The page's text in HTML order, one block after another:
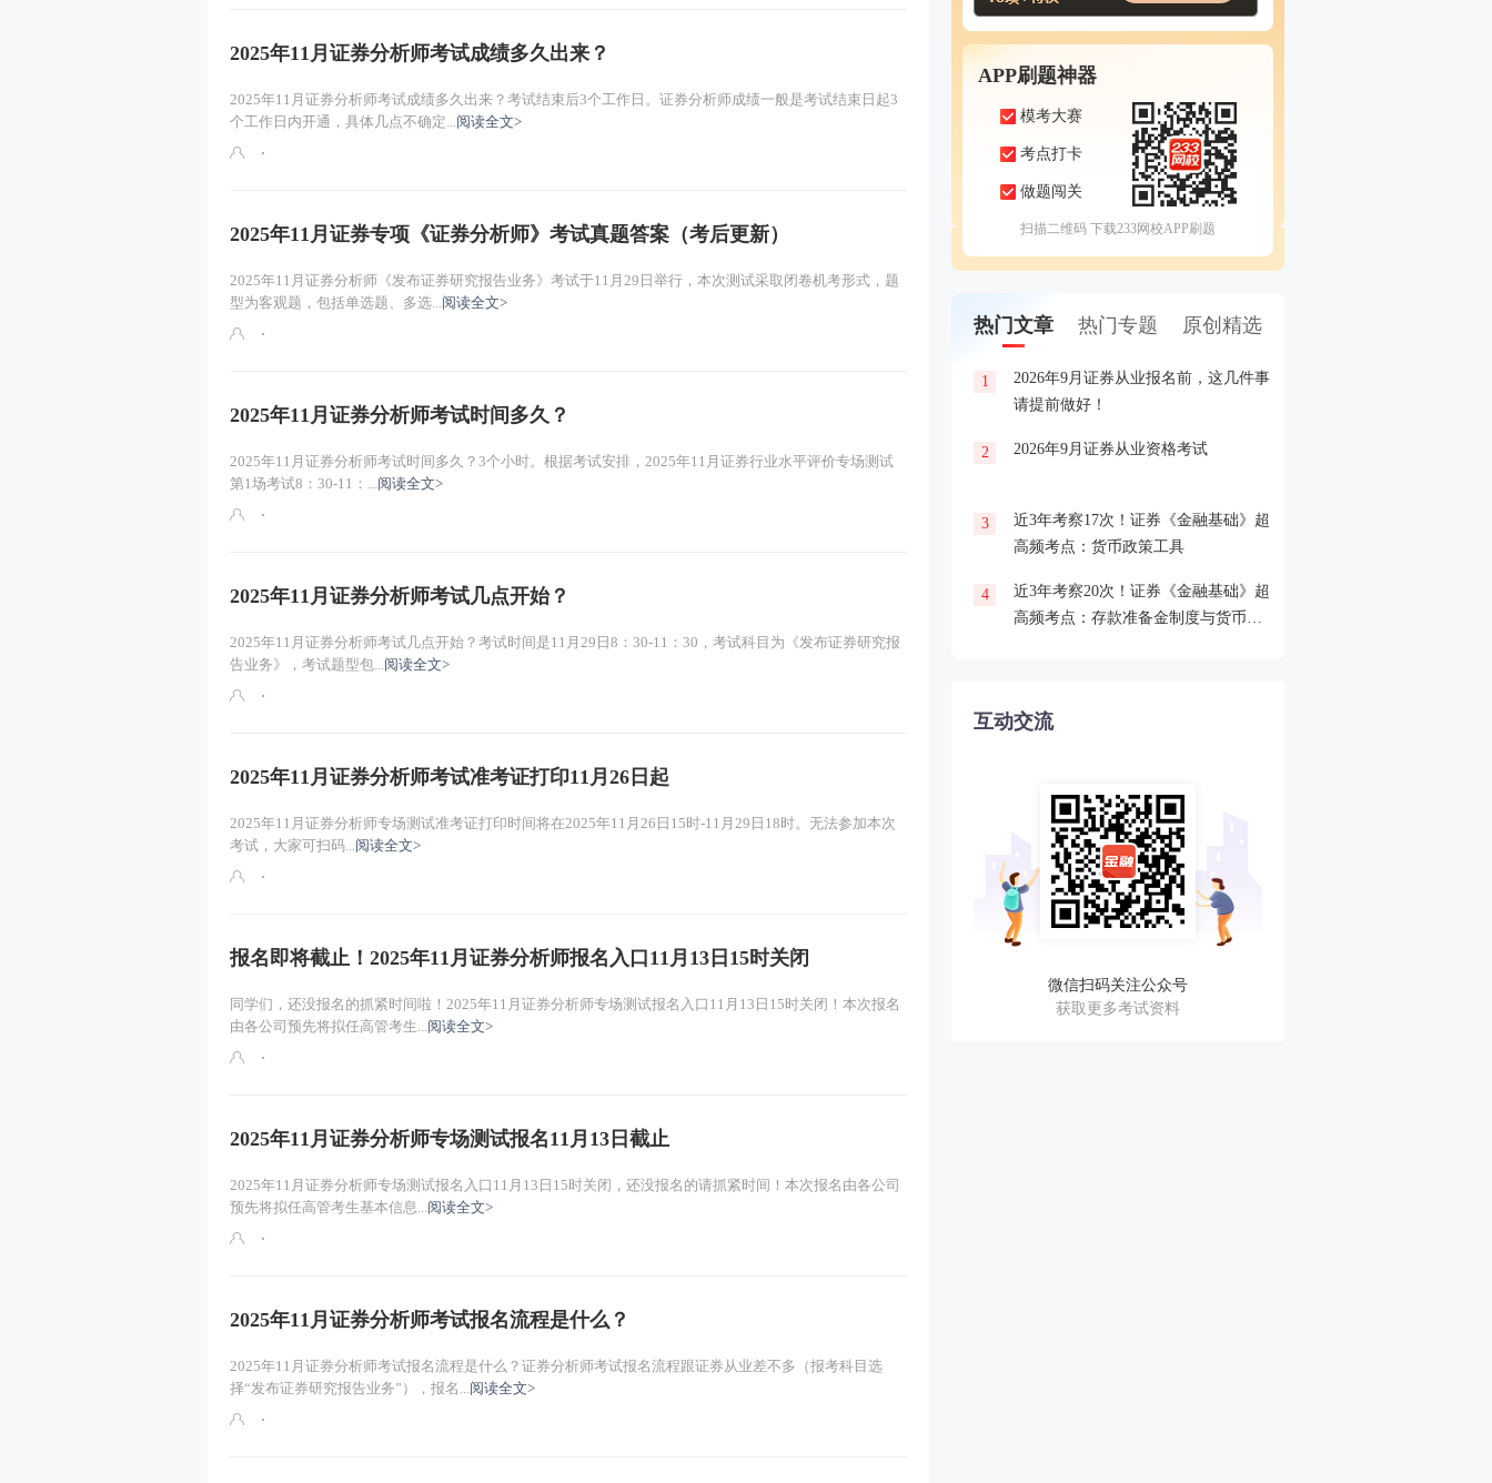
2025年11月证券分析师考试成绩多久出来？
2025年11月证券分析师考试成绩多久出来？考试结束后3个工作日。证券分析师成绩一般是考试结束日起3
个工作日内开通，具体几点不确定...阅读全文>
2025年11月证券专项《证券分析师》考试真题答案（考后更新）
2025年11月证券分析师《发布证券研究报告业务》考试于11月29日举行，本次测试采取闭卷机考形式，题
型为客观题，包括单选题、多选...阅读全文>
2025年11月证券分析师考试时间多久？
2025年11月证券分析师考试时间多久？3个小时。根据考试安排，2025年11月证券行业水平评价专场测试
第1场考试8：30-11：...阅读全文>
2025年11月证券分析师考试几点开始？
2025年11月证券分析师考试几点开始？考试时间是11月29日8：30-11：30，考试科目为《发布证券研究报
告业务》，考试题型包...阅读全文>
2025年11月证券分析师考试准考证打印11月26日起
2025年11月证券分析师专场测试准考证打印时间将在2025年11月26日15时-11月29日18时。无法参加本次
考试，大家可扫码...阅读全文>
报名即将截止！2025年11月证券分析师报名入口11月13日15时关闭
同学们，还没报名的抓紧时间啦！2025年11月证券分析师专场测试报名入口11月13日15时关闭！本次报名
由各公司预先将拟任高管考生...阅读全文>
2025年11月证券分析师专场测试报名11月13日截止
2025年11月证券分析师专场测试报名入口11月13日15时关闭，还没报名的请抓紧时间！本次报名由各公司
预先将拟任高管考生基本信息...阅读全文>
2025年11月证券分析师考试报名流程是什么？
2025年11月证券分析师考试报名流程是什么？证券分析师考试报名流程跟证券从业差不多（报考科目选
择“发布证券研究报告业务”），报名...阅读全文>
APP刷题神器
模考大赛
考点打卡
做题闯关
扫描二维码 下载233网校APP刷题
热门文章 热门专题 原创精选
1
2026年9月证券从业报名前，这几件事
请提前做好！
2 2026年9月证券从业资格考试
3
近3年考察17次！证券《金融基础》超
高频考点：货币政策工具
4
近3年考察20次！证券《金融基础》超
高频考点：存款准备金制度与货币乘
互动交流
微信扫码关注公众号
获取更多考试资料